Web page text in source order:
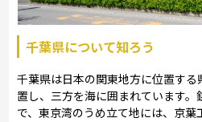
千葉県について知ろう
千葉県は日本の関東地方に位置す
置し、三方を海に囲まれています
で、東京湾のうめ立て地には、京葉